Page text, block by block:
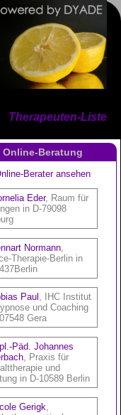
Therapeuten-Liste
Online-Beratung